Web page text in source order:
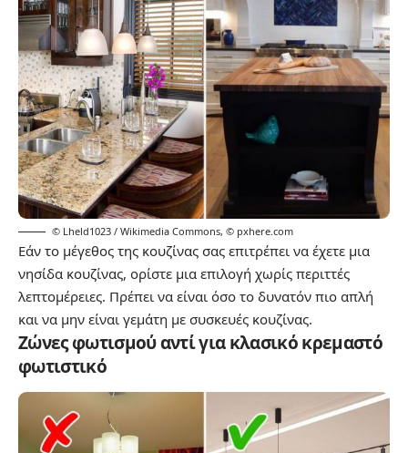
© Lheld1023 / Wikimedia Commons, © pxhere.com
Εάν το μέγεθος της κουζίνας σας επιτρέπει να έχετε μια
νησίδα κουζίνας, ορίστε μια επιλογή χωρίς περιττές
λεπτομέρειες. Πρέπει να είναι όσο το δυνατόν πιο απλή
και να μην είναι γεμάτη με συσκευές κουζίνας.
Ζώνες φωτισμού αντί για κλασικό κρεμαστό
φωτιστικό